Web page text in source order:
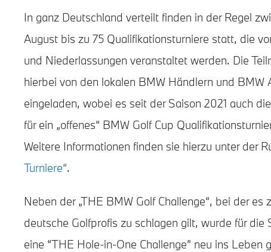
In ganz Deutschland verteilt finden in der Regel
August bis zu 75 Qualifikationsturniere statt, die
und Niederlassungen veranstaltet werden. Die
hierbei von den lokalen BMW Händlern und BMW
eingeladen, wobei es seit der Saison 2021 auch
für ein „offenes“ BMW Golf Cup
Weitere Informationen finden sie hierzu unter der
Turniere“.
Neben der „THE BMW Golf Challenge“, bei der es
deutsche Golfprofis zu schlagen gilt, wurde für die
eine “THE Hole-in-One Challenge” neu ins Leben